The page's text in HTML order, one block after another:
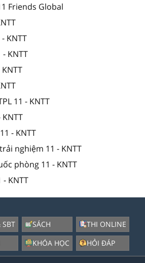
Friends Global
KNTT
KNTT
11 - KNTT
- KNTT
nghiệm 11 - KNTT
phòng 11 - KNTT
- KNTT
SBT
SÁCH
KHÓA HỌC
THI ONLINE
HỎI ĐÁP